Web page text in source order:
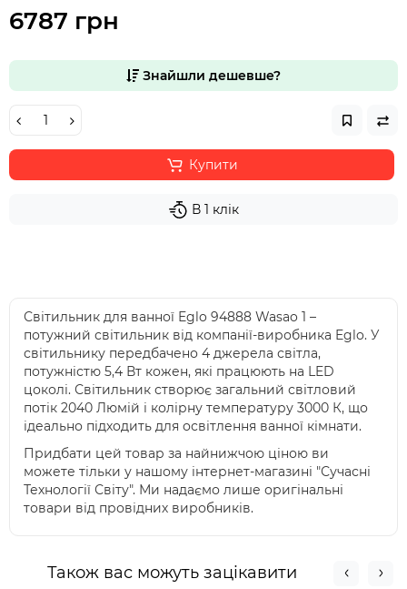
6787 грн
Знайшли дешевше?
Купити
В 1 клік
Світильник для ванної Eglo 94888 Wasao 1 –
потужний світильник від компанії-виробника Eglo. У
світильнику передбачено 4 джерела світла,
потужністю 5,4 Вт кожен, які працюють на LED
цоколі. Світильник створює загальний світловий
потік 2040 Люмій і колірну температуру 3000 К, що
ідеально підходить для освітлення ванної кімнати.
Придбати цей товар за найнижчою ціною ви
можете тільки у нашому інтернет-магазині "Сучасні
Технології Світу". Ми надаємо лише оригінальні
товари від провідних виробників.
Також вас можуть зацікавити